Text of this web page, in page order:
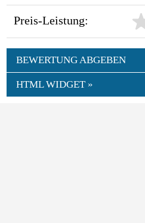
Preis-Leistung:
BEWERTUNG ABGEBEN
HTML WIDGET »